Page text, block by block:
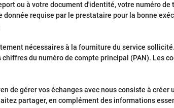
ou à votre document d'identité, votre numéro
requise par le prestataire pour la bonne
nécessaires à la fourniture du service
du numéro de compte principal (PAN). Les
de gérer vos échanges avec nous consiste à
partager, en complément des informations